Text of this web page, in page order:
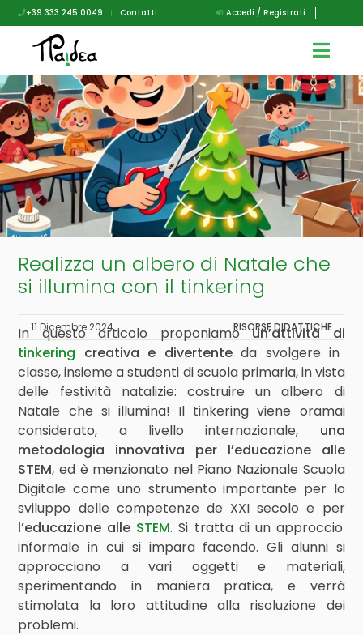
+39 333 245 0049 | Contatti Accedi / Registrati
Realizza un albero di Natale che
si illumina con il tinkering
11 Dicembre 2024 RISORSE DIDATTICHE
In questo articolo proponiamoun’attività di
tinkering creativa e divertenteda svolgere in
classe, insieme a studenti di scuola primaria, in vista
delle festività natalizie: costruire un albero di
Natale che si illumina! Il tinkering viene oramai
considerato, a livello internazionale, una
metodologia innovativa per l’educazione alle
STEM, ed è menzionato nel Piano Nazionale Scuola
Digitale come uno strumento importante per lo
sviluppo delle competenze de XXI secolo e per
l’educazione alle STEM. Si tratta di un approccio
informale in cui si impara facendo. Gli alunni si
approcciano a vari oggetti e materiali,
sperimentando in maniera pratica, e verrà
stimolata la loro attitudine alla risoluzione dei
problemi.